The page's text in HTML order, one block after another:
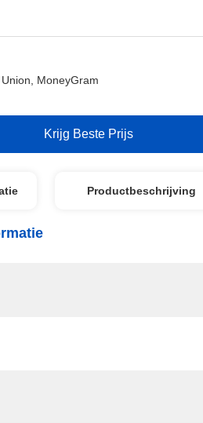
MoneyGram
Krijg Beste Prijs
Productbeschrijving